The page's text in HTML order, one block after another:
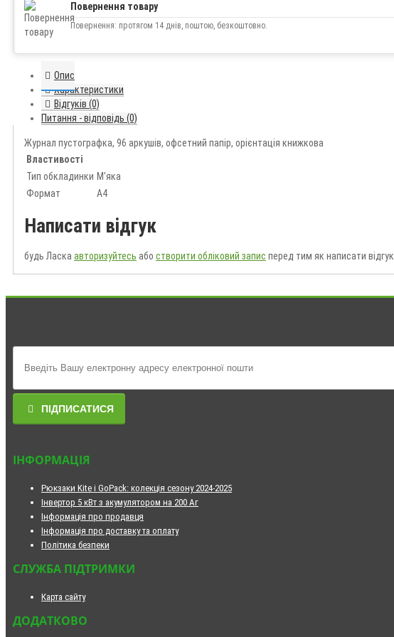
Повернення товару
Повернення: протягом 14 днів, поштою, безкоштовно.
Опис
Характеристики
Відгуків (0)
Питання - відповідь (0)
Журнал пустографка, 96 аркушів, офсетний папір, орієнтація книжкова
Властивості
Тип обкладинки М'яка
Формат
А4
Написати відгук
будь Ласка авторизуйтесь або створити обліковий запис перед тим як написати відгук
ПІДПИСАТИСЯ
ІНФОРМАЦІЯ
Рюкзаки Kite і GoPack: колекція сезону 2024-2025
Інвертор 5 кВт з акумулятором на 200 Аг
Інформація про продавця
Інформація про доставку та оплату
Політика безпеки
СЛУЖБА ПІДТРИМКИ
Карта сайту
ДОДАТКОВО